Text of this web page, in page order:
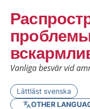
Vanliga besvär vid
Lättläst svenska
OTHER